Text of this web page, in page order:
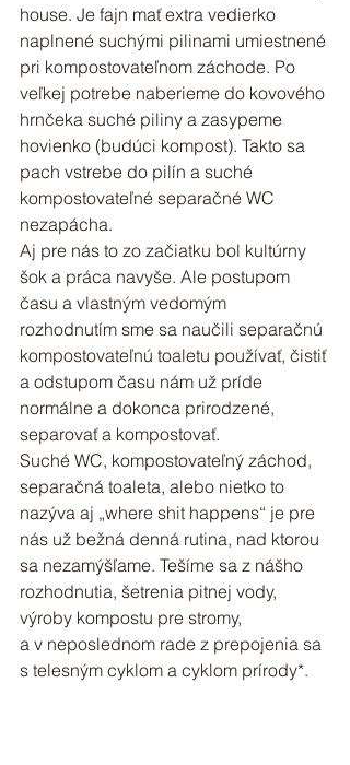
house. Je fajn mať extra vedierko
naplnené suchými pilinami umiestnené
pri kompostovateľnom záchode. Po
veľkej potrebe naberieme do kovového
hrnčeka suché piliny a zasypeme
hovienko (budúci kompost). Takto sa
pach vstrebe do pilín a suché
kompostovateľné separačné WC
nezapácha.
Aj pre nás to zo začiatku bol kultúrny
šok a práca navyše. Ale postupom
času a vlastným vedomým
rozhodnutím sme sa naučili separačnú
kompostovateľnú toaletu používať, čistiť
a odstupom času nám už príde
normálne a dokonca prirodzené,
separovať a kompostovať.
Suché WC, kompostovateľný záchod,
separačná toaleta, alebo nietko to
nazýva aj „where shit happens“ je pre
nás už bežná denná rutina, nad ktorou
sa nezamýšľame. Tešíme sa z nášho
rozhodnutia, šetrenia pitnej vody,
výroby kompostu pre stromy,
a v neposlednom rade z prepojenia sa
s telesným cyklom a cyklom prírody*.